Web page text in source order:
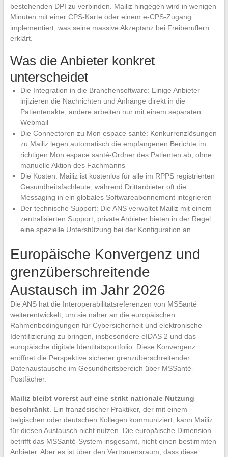
bestehenden DPI zu verbinden. Mailiz hingegen wird in wenigen
Minuten mit einer CPS-Karte oder einem e-CPS-Zugang
implementiert, was seine massive Akzeptanz bei Freiberuflern
erklärt.
Was die Anbieter konkret
unterscheidet
Die Integration in die Branchensoftware: Einige Anbieter
injizieren die Nachrichten und Anhänge direkt in die
Patientenakte, andere arbeiten nur mit einem separaten
Webmail
Die Connectoren zu Mon espace santé: Konkurrenzlösungen
zu Mailiz legen automatisch die empfangenen Berichte im
richtigen Mon espace santé-Ordner des Patienten ab, ohne
manuelle Aktion des Fachmanns
Die Kosten: Mailiz ist kostenlos für alle im RPPS registrierten
Gesundheitsfachleute, während Drittanbieter oft die
Messaging in ein globales Softwareabonnement integrieren
Der technische Support: Die ANS verwaltet Mailiz mit einem
zentralisierten Support, private Anbieter bieten in der Regel
eine spezielle Unterstützung bei der Konfiguration an
Europäische Konvergenz und
grenzüberschreitende
Austausch im Jahr 2026
Die ANS hat die Interoperabilitätsreferenzen von MSSanté
weiterentwickelt, um sie näher an die europäischen
Rahmenbedingungen für Cybersicherheit und elektronische
Identifizierung zu bringen, insbesondere eIDAS 2 und das
europäische digitale Identitätsportfolio. Diese Konvergenz
eröffnet die Perspektive sicherer grenzüberschreitender
Datenaustausche im Gesundheitsbereich über MSSanté-
Postfächer.
Mailiz bleibt vorerst auf eine strikt nationale Nutzung
beschränkt. Ein französischer Praktiker, der mit einem
belgischen oder deutschen Kollegen kommuniziert, kann Mailiz
für diesen Austausch nicht nutzen. Die europäische Dimension
betrifft das MSSanté-System insgesamt, nicht einen bestimmten
Anbieter. Aber es ist über den Vertrauensraum, dass diese